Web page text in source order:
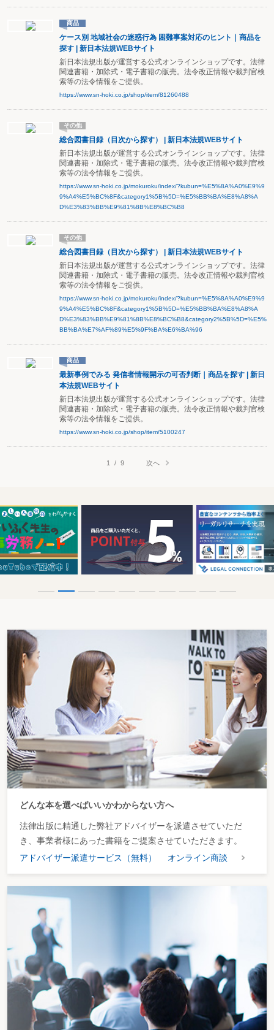
商品
ケース別 地域社会の迷惑行為 困難事案対応のヒント｜商品を
探す | 新日本法規WEBサイト
新日本法規出版が運営する公式オンラインショップです。法律
関連書籍・加除式・電子書籍の販売。法令改正情報や裁判官検
索等の法令情報をご提供。
https://www.sn-hoki.co.jp/shop/item/81260488
その他
総合図書目録（目次から探す） | 新日本法規WEBサイト
新日本法規出版が運営する公式オンラインショップです。法律
関連書籍・加除式・電子書籍の販売。法令改正情報や裁判官検
索等の法令情報をご提供。
https://www.sn-hoki.co.jp/mokuroku/index/?kubun=%E5%8A%A0%E9%9
9%A4%E5%BC%8F&category1%5B%5D=%E5%BB%BA%E8%A8%A
D%E3%83%BB%E9%81%8B%E8%BC%B8
その他
総合図書目録（目次から探す） | 新日本法規WEBサイト
新日本法規出版が運営する公式オンラインショップです。法律
関連書籍・加除式・電子書籍の販売。法令改正情報や裁判官検
索等の法令情報をご提供。
https://www.sn-hoki.co.jp/mokuroku/index/?kubun=%E5%8A%A0%E9%9
9%A4%E5%BC%8F&category1%5B%5D=%E5%BB%BA%E8%A8%A
D%E3%83%BB%E9%81%8B%E8%BC%B8&category2%5B%5D=%E5%
BB%BA%E7%AF%89%E5%9F%BA%E6%BA%96
商品
最新事例でみる 発信者情報開示の可否判断｜商品を探す | 新日
本法規WEBサイト
新日本法規出版が運営する公式オンラインショップです。法律
関連書籍・加除式・電子書籍の販売。法令改正情報や裁判官検
索等の法令情報をご提供。
https://www.sn-hoki.co.jp/shop/item/5100247
1 / 9 次へ
どんな本を選べばいいかわからない方へ
法律出版に精通した弊社アドバイザーを派遣させていただ
き、事業者様にあった書籍をご提案させていただきます。
アドバイザー派遣サービス（無料）
オンライン商談